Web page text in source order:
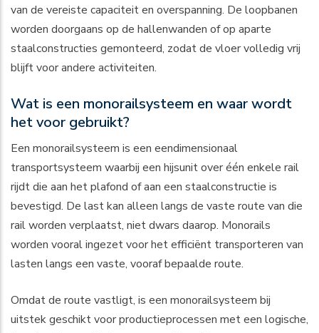
van de vereiste capaciteit en overspanning. De loopbanen
worden doorgaans op de hallenwanden of op aparte
staalconstructies gemonteerd, zodat de vloer volledig vrij
blijft voor andere activiteiten.
Wat is een monorailsysteem en waar wordt
het voor gebruikt?
Een monorailsysteem is een eendimensionaal
transportsysteem waarbij een hijsunit over één enkele rail
rijdt die aan het plafond of aan een staalconstructie is
bevestigd. De last kan alleen langs de vaste route van die
rail worden verplaatst, niet dwars daarop. Monorails
worden vooral ingezet voor het efficiënt transporteren van
lasten langs een vaste, vooraf bepaalde route.
Omdat de route vastligt, is een monorailsysteem bij
uitstek geschikt voor productieprocessen met een logische,